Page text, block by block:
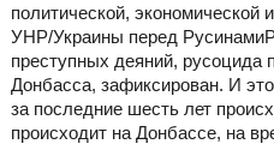
политической, экономической
УНР/Украины перед
преступных деяний, русоцида
Донбасса, зафиксирован. И
за последние шесть лет
происходит на Донбассе, на